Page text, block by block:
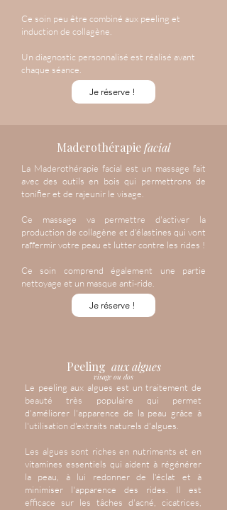
Ce soin peu être combiné aux peeling et
induction de collagène.
Un diagnostic personnalisé est réalisé avant
chaque séance.
Je réserve !
Maderothérapiefacial
La Maderothérapie facial est un massage fait
avec des outils en bois qui permettrons de
tonifier et de rajeunir le visage.
Ce massage va permettre d'activer la
production de collagène et d'élastines qui vont
raffermir votre peau et lutter contre les rides !
Ce soin comprend également une partie
nettoyage et un masque anti-ride.
Je réserve !
Peeling aux algues
visage ou dos
Le peeling aux algues est un traitement de
beauté très populaire qui permet
d'améliorer l'apparence de la peau grâce à
l'utilisation d'extraits naturels d'algues.
Les algues sont riches en nutriments et en
vitamines essentiels qui aident à régénérer
la peau, à lui redonner de l'éclat et à
minimiser l'apparence des rides. Il est
efficace sur les tâches d'acné, cicatrices,